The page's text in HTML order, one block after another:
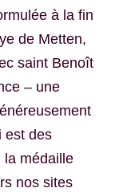
à la fin
de Metten,
saint Benoît
– une
est des
la médaille
nos sites